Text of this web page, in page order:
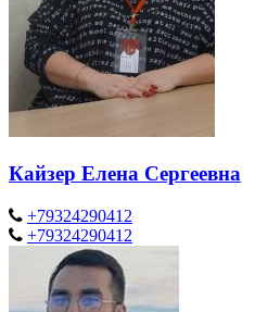
Кайзер Елена Сергеевна
+79324290412
+79324290412